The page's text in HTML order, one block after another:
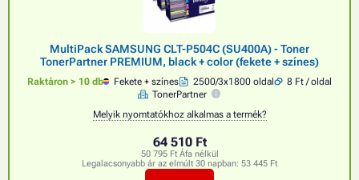
MultiPack SAMSUNG CLT-P504C (SU400A) - Toner
TonerPartner PREMIUM, black + color (fekete + színes)
Raktáron > 10 db Fekete + színes 2500/3x1800 oldal
8 Ft / oldal
TonerPartner
Melyik nyomtatókhoz alkalmas a termék?
64 510 Ft
50 795 Ft Áfa nélkül
Legalacsonyabb ár az elmúlt 30 napban: 53 445 Ft